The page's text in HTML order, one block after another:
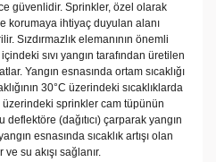
güvenlidir. Sprinkler, özel olarak
korumaya ihtiyaç duyulan alanı
Sızdırmazlık elemanının önemli
sıvı yangın tarafından üretilen
Yangın esnasında ortam sıcaklığı
30°C üzerindeki sıcaklıklarda
üzerindeki sprinkler cam tüpünün
deflektöre (dağıtıcı) çarparak yangın
esnasında sıcaklık artışı olan
su akışı sağlanır.